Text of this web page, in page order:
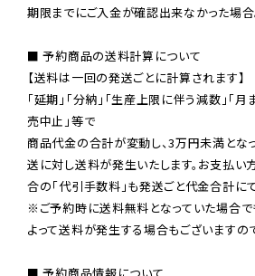
期限までにご入金が確認出来なかった場合
■ 予約商品の送料計算について
【送料は一回の発送ごとに計算されます】
「延期」「分納」「生産上限に伴う減数」「
売中止」等で
商品代金の合計が変動し、3万円未満とな
送に対し送料が発生いたします。お支払い
※ご予約時に送料無料となっていた場合
よって送料が発生する場合もございますの
■ 予約商品情報について